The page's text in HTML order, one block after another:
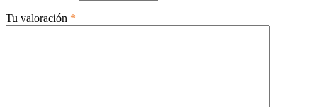
Tu valoración *